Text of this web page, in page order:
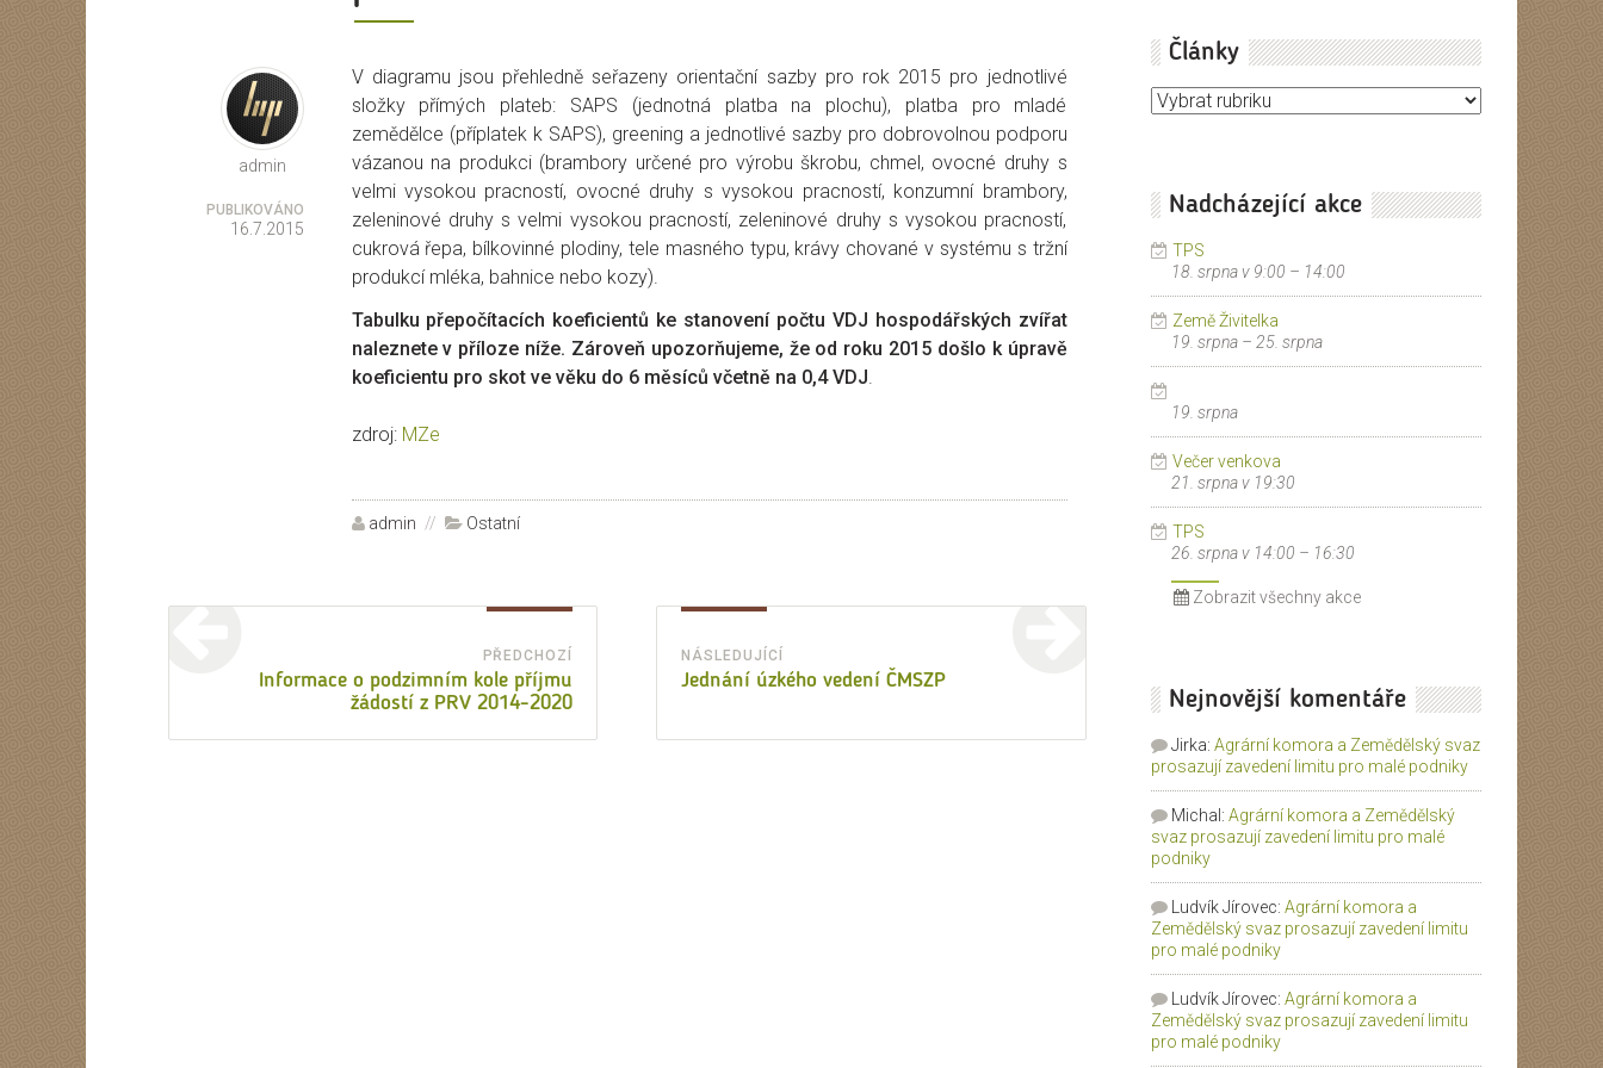
Autor
admin
PUBLIKOVÁNO
16.7.2015
V diagramu jsou přehledně seřazeny orientační sazby pro rok 2015 pro jednotlivé
složky přímých plateb: SAPS (jednotná platba na plochu), platba pro mladé
zemědělce (příplatek k SAPS), greening a jednotlivé sazby pro dobrovolnou podporu
vázanou na produkci (brambory určené pro výrobu škrobu, chmel, ovocné druhy s
velmi vysokou pracností, ovocné druhy s vysokou pracností, konzumní brambory,
zeleninové druhy s velmi vysokou pracností, zeleninové druhy s vysokou pracností,
cukrová řepa, bílkovinné plodiny, tele masného typu, krávy chované v systému s tržní
produkcí mléka, bahnice nebo kozy).
Tabulku přepočítacích koeficientů ke stanovení počtu VDJ hospodářských zvířat
naleznete v příloze níže. Zároveň upozorňujeme, že od roku 2015 došlo k úpravě
koeficientu pro skot ve věku do 6 měsíců včetně na 0,4 VDJ.
zdroj: MZe
Autor:
admin Rubriky:
Ostatní
PŘEDCHOZÍ
Informace o podzimním kole příjmu
žádostí z PRV 2014-2020
NÁSLEDUJÍCÍ
Následující
Jednání úzkého vedení ČMSZP
Články
Články
Nadcházející akce
TPS
18. srpna v 9:00 – 14:00
Země Živitelka
19. srpna– 25. srpna
19. srpna
Večer venkova
21. srpna v 19:30
TPS
26. srpna v 14:00 – 16:30
Zobrazit všechny akce
Nejnovější komentáře
Jirka: Agrární komora a Zemědělský svaz
prosazují zavedení limitu pro malé podniky
Michal : Agrární komora a Zemědělský
svaz prosazují zavedení limitu pro malé
podniky
Ludvík Jírovec: Agrární komora a
Zemědělský svaz prosazují zavedení limitu
pro malé podniky
Ludvík Jírovec: Agrární komora a
Zemědělský svaz prosazují zavedení limitu
pro malé podniky